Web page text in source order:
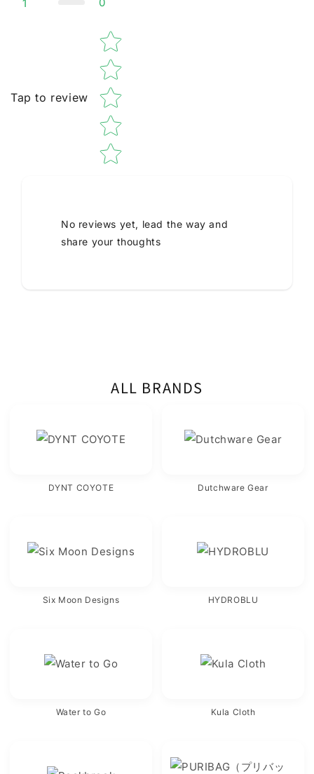
1
Tap to review
Star rating
No reviews yet, lead the way and
share your thoughts
ALL BRANDS
DYNT COYOTE Dutchware Gear
Six Moon Designs HYDROBLU
Water to Go Kula Cloth